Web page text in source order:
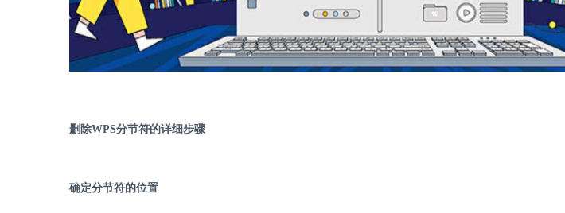
删除WPS分节符的详细步骤
确定分节符的位置